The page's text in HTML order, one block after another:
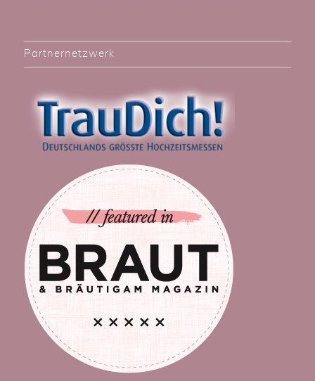
Partnernetzwerk